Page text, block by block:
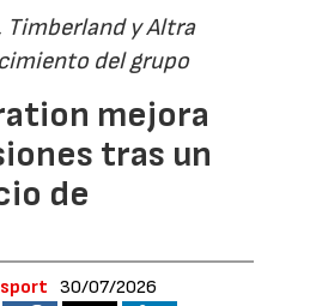
Timberland y Altra
del grupo
mejora
tras un
de
30/07/2026